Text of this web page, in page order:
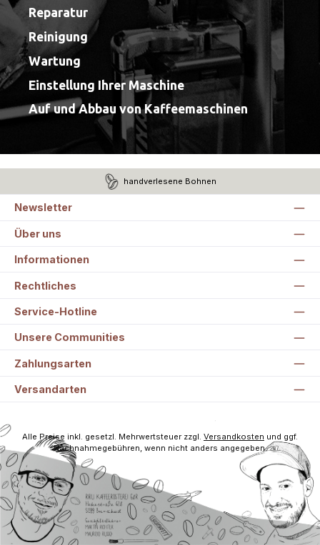
Reparatur
Reinigung
Wartung
Einstellung Ihrer Maschine
Auf und Abbau von Kaffeemaschinen
handverlesene Bohnen
Newsletter
Über uns
Informationen
Rechtliches
Service-Hotline
Unsere Communities
Zahlungsarten
Versandarten
Alle Preise inkl. gesetzl. Mehrwertsteuer zzgl. Versandkosten und ggf.
Nachnahmegebühren, wenn nicht anders angegeben.